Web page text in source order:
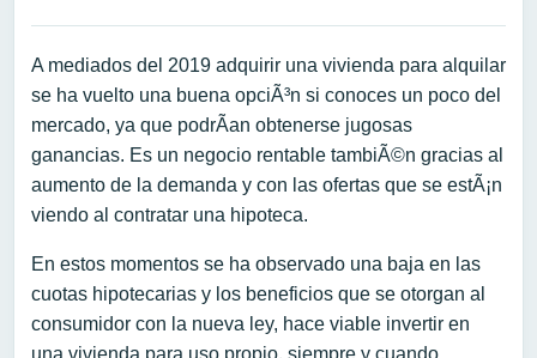
A mediados del 2019 adquirir una vivienda para alquilar
se ha vuelto una buena opciÃ³n si conoces un poco del
mercado, ya que podrÃ­an obtenerse jugosas
ganancias. Es un negocio rentable tambiÃ©n gracias al
aumento de la demanda y con las ofertas que se estÃ¡n
viendo al contratar una hipoteca.
En estos momentos se ha observado una baja en las
cuotas hipotecarias y los beneficios que se otorgan al
consumidor con la nueva ley, hace viable invertir en
una vivienda para uso propio, siempre y cuando